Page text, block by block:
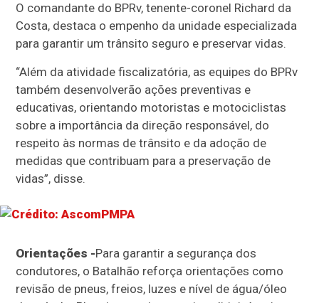
O comandante do BPRv, tenente-coronel Richard da
Costa, destaca o empenho da unidade especializada
para garantir um trânsito seguro e preservar vidas.
“Além da atividade fiscalizatória, as equipes do BPRv
também desenvolverão ações preventivas e
educativas, orientando motoristas e motociclistas
sobre a importância da direção responsável, do
respeito às normas de trânsito e da adoção de
medidas que contribuam para a preservação de
vidas”, disse.
Orientações -Para garantir a segurança dos
condutores, o Batalhão reforça orientações como
revisão de pneus, freios, luzes e nível de água/óleo